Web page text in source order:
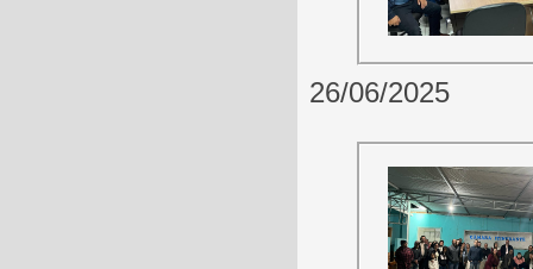
26/06/2025